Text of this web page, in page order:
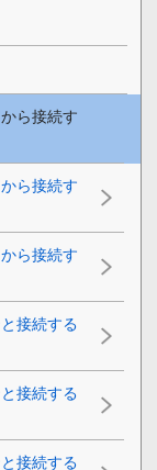
ら接続す
ら接続す
ら接続す
接続する
接続する
接続する